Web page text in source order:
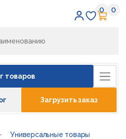
0 0
товаров
Загрузить заказ
Универсальные товары